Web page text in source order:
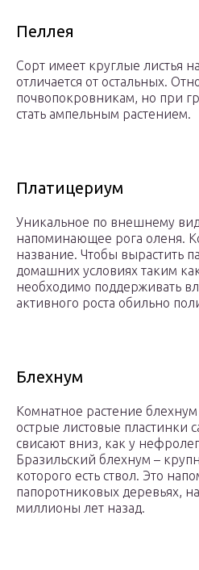
Пеллея
Сорт имеет круглые листья
отличается от остальных.
почвопокровникам, но при
стать ампельным растением.
Платицериум
Уникальное по внешнему
напоминающее рога оленя.
название. Чтобы вырастить
домашних условиях таким
необходимо поддерживать
активного роста обильно
Блехнум
Комнатное растение
острые листовые пластинки
свисают вниз, как у
Бразильский блехнум –
которого есть ствол. Это
папоротниковых деревьях,
миллионы лет назад.